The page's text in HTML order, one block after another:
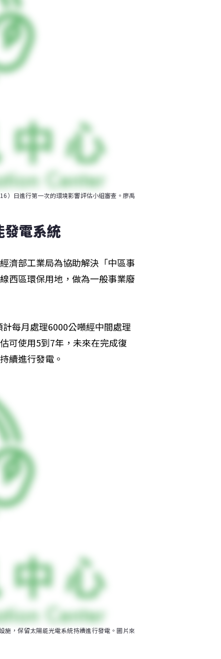
）日進行第一次的環境影響評估小組審查。廖禹
電系統
濟部工業局為協助解決「中區事
西區環保用地，做為一般事業廢
每月處理6000公噸經中間處理
可使用5到7年，未來在完成復
續進行發電。
施，保留太陽能光電系統持續進行發電。圖片來